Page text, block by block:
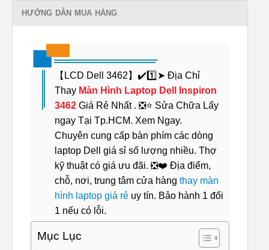
HƯỚNG DẪN MUA HÀNG
【LCD Dell 3462】✔️1️⃣➤ Địa Chỉ
Thay Màn Hình Laptop Dell Inspiron
3462 Giá Rẻ Nhất . ❎⭐ Sửa Chữa Lấy
ngay Tại Tp.HCM. Xem Ngay.
Chuyên cung cấp bàn phím các dòng
laptop Dell giá sỉ số lượng nhiều. Thợ
kỹ thuật có giá ưu đãi. ❎❤️ Địa điểm,
chỗ, nơi, trung tâm cửa hàng thay màn
hình laptop giá rẻ uy tín. Bảo hành 1 đổi
1 nếu có lỗi.
Mục Lục